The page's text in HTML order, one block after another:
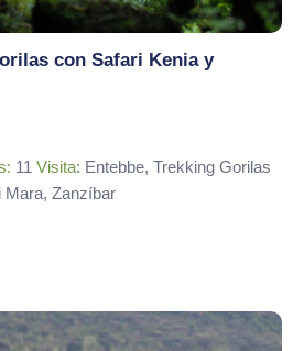
con Safari Kenia y
11 Visita: Entebbe, Trekking Gorilas
Mara, Zanzíbar